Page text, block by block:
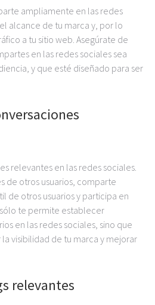
ampliamente en las redes
alcance de tu marca y, por lo
a tu sitio web. Asegúrate de
en las redes sociales sea
y que esté diseñado para ser
relevantes en las redes sociales.
de otros usuarios, comparte
de otros usuarios y participa en
te permite establecer
en las redes sociales, sino que
visibilidad de tu marca y mejorar
relevantes